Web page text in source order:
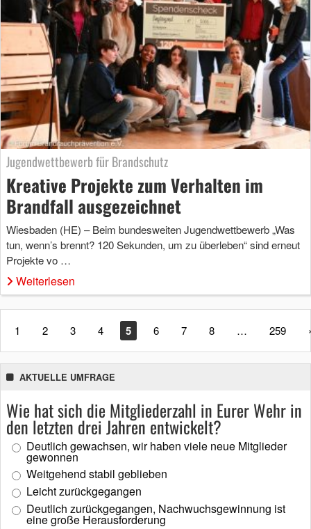
Jugendwettbewerb für Brandschutz
Kreative Projekte zum Verhalten im
Brandfall ausgezeichnet
Wiesbaden (HE) – Beim bundesweiten Jugendwettbewerb „Was
tun, wenn’s brennt? 120 Sekunden, um zu überleben“ sind erneut
Projekte vo …
Weiterlesen
1 2 3 4 5 6 7 8 … 259
AKTUELLE UMFRAGE
Wie hat sich die Mitgliederzahl in Eurer Wehr in
den letzten drei Jahren entwickelt?
Deutlich gewachsen, wir haben viele neue Mitglieder
gewonnen
Weitgehend stabil geblieben
Leicht zurückgegangen
Deutlich zurückgegangen, Nachwuchsgewinnung ist
eine große Herausforderung